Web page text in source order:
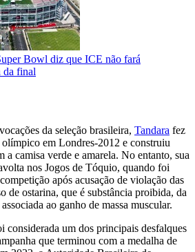
Bowl diz que ICE não fará
da final
da seleção brasileira, Tandara fez
em Londres-2012 e construiu
a camisa verde e amarela. No entanto, sua
nos Jogos de Tóquio, quando foi
após acusação de violação das
de ostarina, que é substância proibida, da
ao ganho de massa muscular.
considerada um dos principais desfalques
que terminou com a medalha de